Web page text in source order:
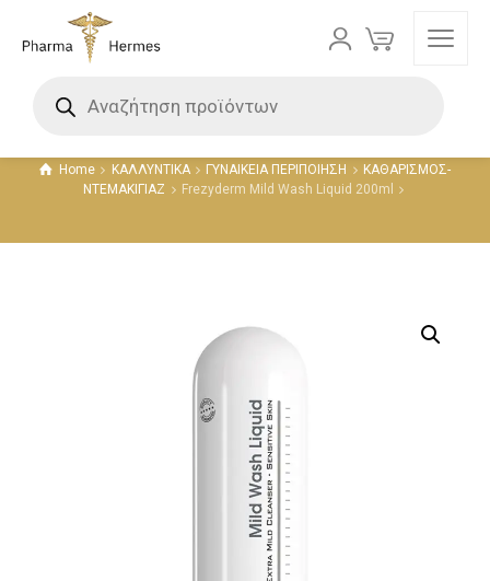
Home ΚΑΛΛΥΝΤΙΚΑ ΓΥΝΑΙΚΕΙΑ ΠΕΡΙΠΟΙΗΣΗ
ΚΑΘΑΡΙΣΜΟΣ-
ΝΤΕΜΑΚΙΓΙΑΖ
Frezyderm Mild Wash Liquid 200ml